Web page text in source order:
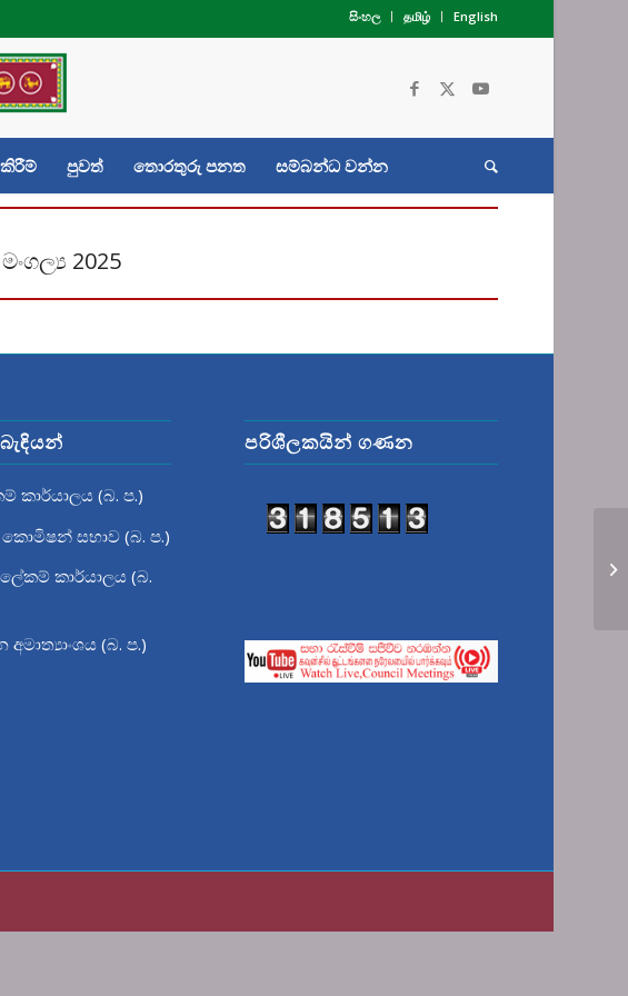
සිංහල தமிழ் English
පුවත් තොරතුරු පනත සම්බන්ධ වන්න
2025
කාර්යාලය (බ. ප.)
කොමිෂන් සභාව (බ. ප.)
කාර්යාලය (බ.
අමාත්‍යාංශය (බ. ප.)
පරිශීලකයින් ගණන